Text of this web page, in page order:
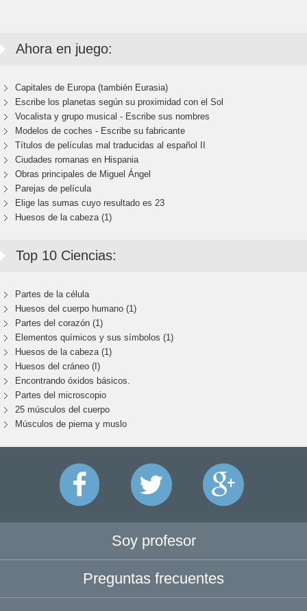
Ahora en juego:
Capitales de Europa (también Eurasia)
Escribe los planetas según su proximidad con el Sol
Vocalista y grupo musical - Escribe sus nombres
Modelos de coches - Escribe su fabricante
Títulos de películas mal traducidas al español II
Ciudades romanas en Hispania
Obras principales de Miguel Ángel
Parejas de película
Elige las sumas cuyo resultado es 23
Huesos de la cabeza (1)
Top 10 Ciencias:
Partes de la célula
Huesos del cuerpo humano (1)
Partes del corazón (1)
Elementos químicos y sus símbolos (1)
Huesos de la cabeza (1)
Huesos del cráneo (I)
Encontrando óxidos básicos.
Partes del microscopio
25 músculos del cuerpo
Músculos de pierna y muslo
Soy profesor
Preguntas frecuentes